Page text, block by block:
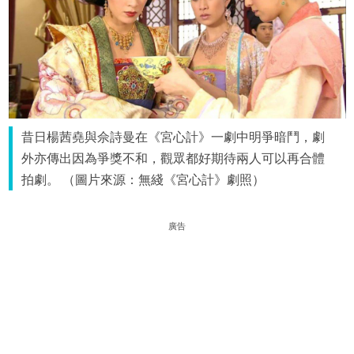
昔日楊茜堯與佘詩曼在《宮心計》一劇中明爭暗鬥，劇
外亦傳出因為爭獎不和，觀眾都好期待兩人可以再合體
拍劇。 （圖片來源：無綫《宮心計》劇照）
廣告